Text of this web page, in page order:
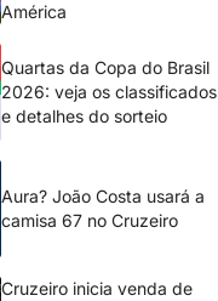
América
Quartas da Copa do Brasil
2026: veja os classificados
e detalhes do sorteio
Aura? João Costa usará a
camisa 67 no Cruzeiro
Cruzeiro inicia venda de